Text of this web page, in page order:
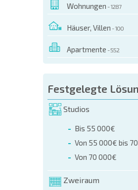
Wohnungen - 1287
Häuser, Villen - 100
Apartmente - 552
Festgelegte
Studios
Bis 55 000€
Von 55 000€ bis
Von 70 000€
Zweiraum
OBJEKT
(name, E-mail, phone)
+359 8 9797 99 03